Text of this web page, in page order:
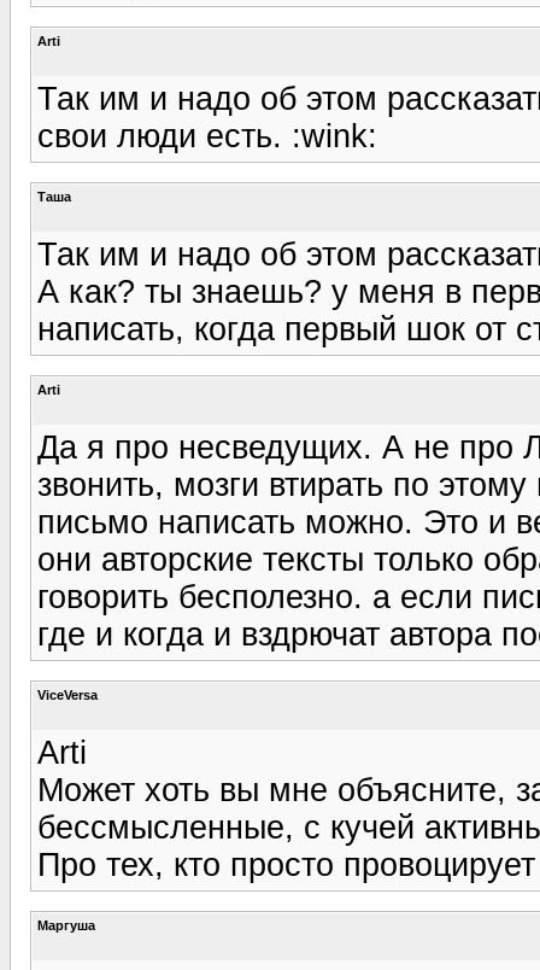
Arti
Так им и надо об этом
свои люди есть. :wink:
Таша
Так им и надо об этом
А как? ты знаешь? у меня в
написать, когда первый шок от
Arti
Да я про несведущих. А не про
звонить, мозги втирать по
письмо написать можно. Это и
они авторские тексты только
говорить бесполезно. а если
где и когда и вздрючат автора
ViceVersa
Arti
Может хоть вы мне объясните,
бессмысленные, с кучей
Про тех, кто просто
Маргуша